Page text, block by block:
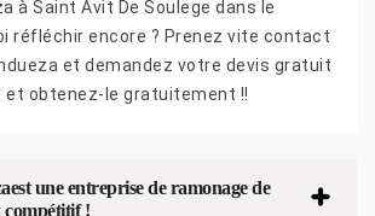
à Saint Avit De Soulege dans le
réfléchir encore ? Prenez vite contact
et demandez votre devis gratuit
et obtenez-le gratuitement !!
une entreprise de ramonage de
compétitif !